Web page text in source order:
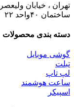
تهران ، خیابان
ساختمان ۴۰واحد ۲۲
دسته بندی محصولات
گوشی موبایل
تبلت
لپ تاپ
ساعت هوشمند
اسپیکر